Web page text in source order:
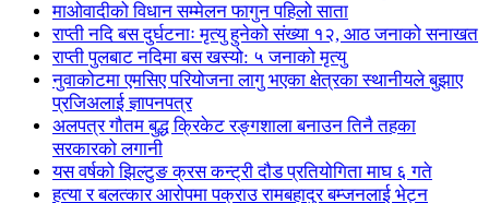
माओवादीको विधान सम्मेलन फागुन पहिलो साता
राप्ती नदि बस दुर्घटनाः मृत्यु हुनेको संख्या १२, आठ जनाको सनाखत
राप्ती पुलबाट नदिमा बस खस्यो: ५ जनाको मृत्यु
नुवाकोटमा एमसिए परियोजना लागु भएका क्षेत्रका स्थानीयले बुझाए
प्रजिअलाई ज्ञापनपत्र
अलपत्र गौतम बुद्ध क्रिकेट रङ्गशाला बनाउन तिनै तहका
सरकारको लगानी
यस वर्षको झिल्टुङ क्रस कन्ट्री दौड प्रतियोगिता माघ ६ गते
हत्या र बलत्कार आरोपमा पक्राउ रामबहादुर बम्जनलाई भेट्न